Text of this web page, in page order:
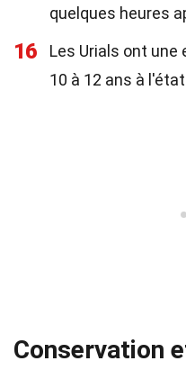
quelques heures
16
Les Urials ont une
10 à 12 ans à
Conservation